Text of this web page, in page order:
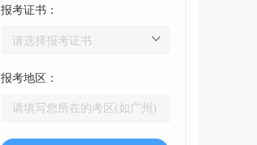
报考证书：
报考地区：